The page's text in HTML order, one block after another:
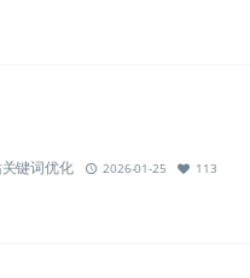
键词优化 2026-01-25 113